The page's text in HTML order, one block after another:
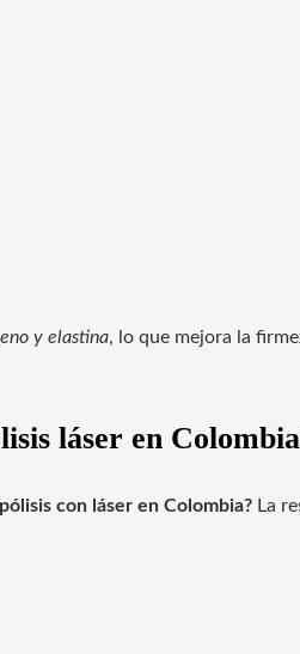
y elastina, lo que mejora la
láser en
con láser en Colombia? La